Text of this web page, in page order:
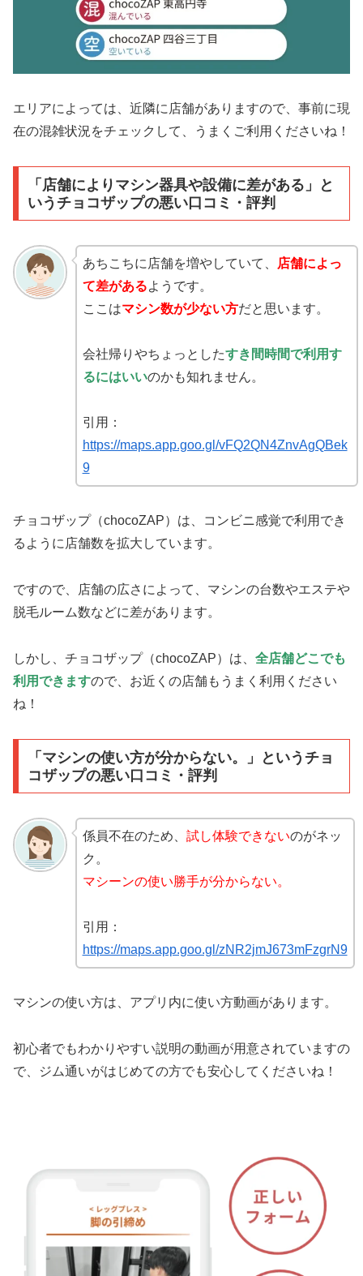
エリアによっては、近隣に店舗がありますので、事前に現
在の混雑状況をチェックして、うまくご利用くださいね！
「店舗によりマシン器具や設備に差がある」と
いうチョコザップの悪い口コミ・評判
あちこちに店舗を増やしていて、
店舗によっ
て差があるようです。
ここはマシン数が少ない方だと思います。
会社帰りやちょっとしたすき間時間で利用す
るにはいいのかも知れません。
引用：
https://maps.app.goo.gl/vFQ2QN4ZnvAgQBek
9
チョコザップ（chocoZAP）は、コンビニ感覚で利用でき
るように店舗数を拡大しています。
ですので、店舗の広さによって、マシンの台数やエステや
脱毛ルーム数などに差があります。
しかし、チョコザップ（chocoZAP）は、 全店舗どこでも
利用できますので、お近くの店舗もうまく利用ください
ね！
「マシンの使い方が分からない。」というチョ
コザップの悪い口コミ・評判
係員不在のため、 試し体験できないのがネッ
ク。
マシーンの使い勝手が分からない。
引用：
https://maps.app.goo.gl/zNR2jmJ673mFzgrN9
マシンの使い方は、アプリ内に使い方動画があります。
初心者でもわかりやすい説明の動画が用意されていますの
で、ジム通いがはじめての方でも安心してくださいね！